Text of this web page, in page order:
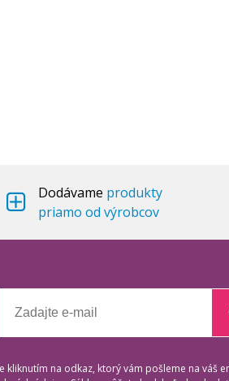
Dodávame produkty
priamo od výrobcov
kliknutím na odkaz, ktorý vám pošleme na váš